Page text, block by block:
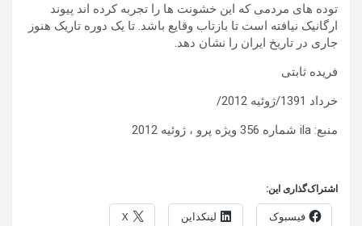
توده های مردمی که این خشونت ها را تجربه کرده اند پیوند
ارگانیک نیافته است تا بازتاب وقایع باشد. تا یک دوره تاریک هنوز
جاری در تاریخ ایران را نشان دهد.
فریده ثابتی
خرداد 1391/ژوئیه 2012/
منبع: ila شماره 356 ویژه پرو ، ژوئیه 2012
اشتراک‌گذاری این:
فیسبوک لینکداین X